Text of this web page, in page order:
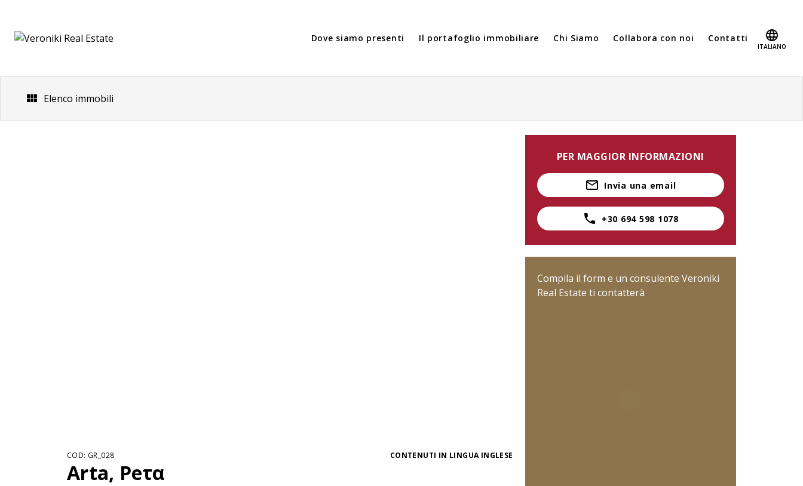
content
Dove siamo presenti Il portafoglio immobiliare Chi Siamo Collabora con noi Contatti
ITALIANO
Elenco immobili
COD: GR_028 CONTENUTI IN LINGUA INGLESE
Arta, Peτα
PER MAGGIOR INFORMAZIONI
Invia una email
+30 694 598 1078
Compila il form e un consulente Veroniki
Real Estate ti contatterà